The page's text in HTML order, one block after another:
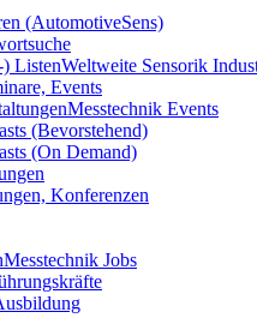
(AutomotiveSens)
ListenWeltweite Sensorik
Events
Messtechnik Events
(Bevorstehend)
(On Demand)
Konferenzen
Messtechnik Jobs